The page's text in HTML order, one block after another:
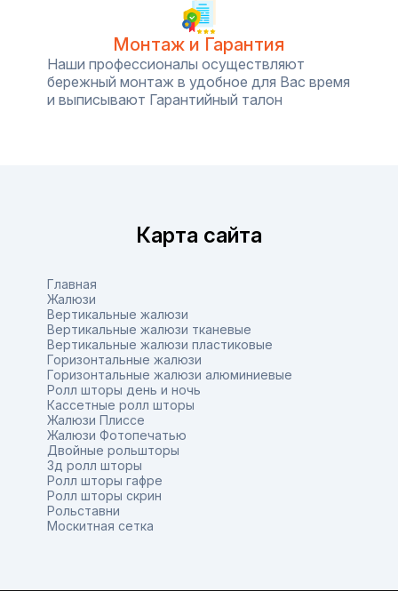
Монтаж и Гарантия
Наши профессионалы осуществляют
бережный монтаж в удобное для Вас время
и выписывают Гарантийный талон
Карта сайта
Главная
Жалюзи
Вертикальные жалюзи
Вертикальные жалюзи тканевые
Вертикальные жалюзи пластиковые
Горизонтальные жалюзи
Горизонтальные жалюзи алюминиевые
Ролл шторы день и ночь
Кассетные ролл шторы
Жалюзи Плиссе
Жалюзи Фотопечатью
Двойные рольшторы
3д ролл шторы
Ролл шторы гафре
Ролл шторы скрин
Рольставни
Москитная сетка